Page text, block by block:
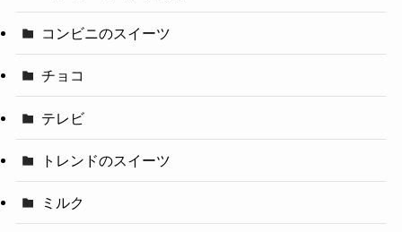
コンビニのスイーツ
チョコ
テレビ
トレンドのスイーツ
ミルク